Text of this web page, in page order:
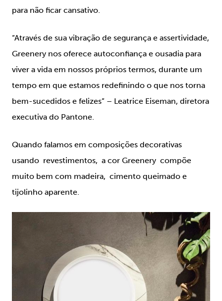
para não ficar cansativo.
“Através de sua vibração de segurança e assertividade,
Greenery nos oferece autoconfiança e ousadia para
viver a vida em nossos próprios termos, durante um
tempo em que estamos redefinindo o que nos torna
bem-sucedidos e felizes” – Leatrice Eiseman, diretora
executiva do Pantone.
Quando falamos em composições decorativas
usando revestimentos, a cor Greenery compõe
muito bem com madeira, cimento queimado e
tijolinho aparente.